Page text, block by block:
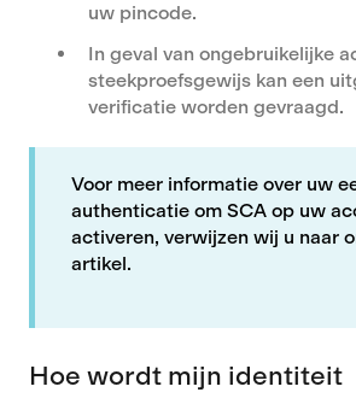
uw pincode.
In geval van ongebruikelijke
steekproefsgewijs kan een
verificatie worden gevraagd.
Voor meer informatie over uw
authenticatie om SCA op uw
activeren, verwijzen wij u naar
artikel.
Hoe wordt mijn identiteit